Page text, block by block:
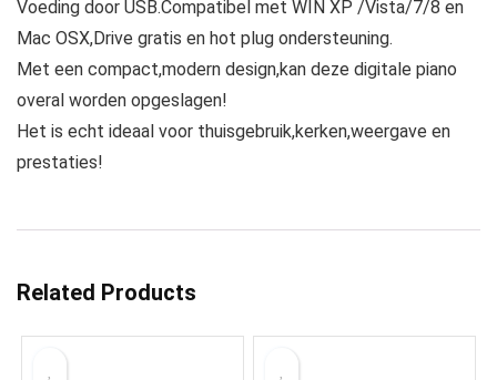
Voeding door USB.Compatibel met WIN XP /Vista/7/8 en
Mac OSX,Drive gratis en hot plug ondersteuning.
Met een compact,modern design,kan deze digitale piano
overal worden opgeslagen!
Het is echt ideaal voor thuisgebruik,kerken,weergave en
prestaties!
Related Products